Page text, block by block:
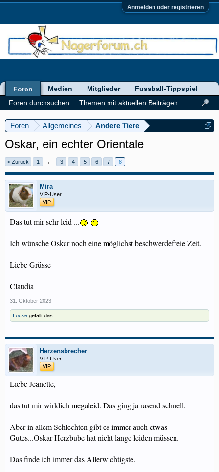
Anmelden oder registrieren
Foren Allgemeines Andere Tiere
Oskar, ein echter Orientale
< Zurück 1 ← 3 4 5 6 7 8
Mira
VIP-User
VIP
Das tut mir sehr leid ...
Ich wünsche Oskar noch eine möglichst beschwerdefreie Zeit.
Liebe Grüsse
Claudia
31. Oktober 2023
Locke gefällt das.
Herzensbrecher
VIP-User
VIP
Liebe Jeanette,
das tut mir wirklich megaleid. Das ging ja rasend schnell.
Aber in allem Schlechten gibt es immer auch etwas
Gutes...Oskar Herzbube hat nicht lange leiden müssen.
Das finde ich immer das Allerwichtigste.
Foren
Foren durchsuchen
Themen mit aktuellen Beiträgen
Medien Mitglieder Fussball-Tippspiel